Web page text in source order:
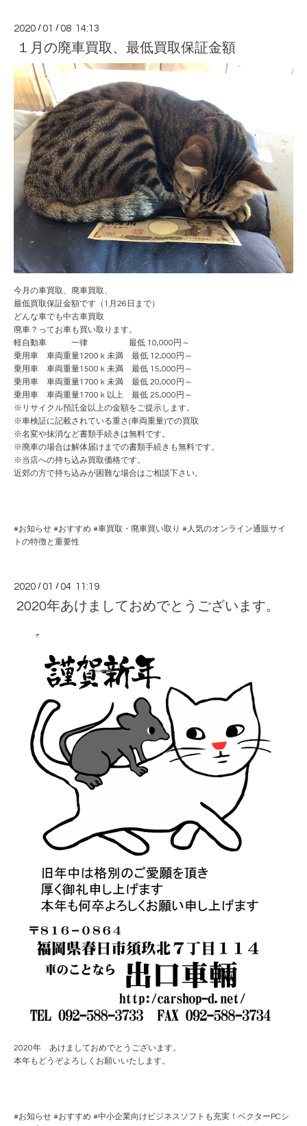
2020 /01 /08 14:13
１月の廃車買取、最低買取保証金額
今月の車買取、廃車買取、
最低買取保証金額です（1月26日まで）
どんな車でも中古車買取
廃車？ってお車も買い取ります。
軽自動車 一律 最低 10,000円～
乗用車 車両重量1200ｋ未満 最低 12,000円～
乗用車 車両重量1500ｋ未満 最低 15,000円～
乗用車 車両重量1700ｋ未満 最低 20,000円～
乗用車 車両重量1700ｋ以上 最低 25,000円～
※リサイクル預託金以上の金額をご提示します。
※車検証に記載されている重さ(車両重量)での買取
※名変や抹消など書類手続きは無料です。
※廃車の場合は解体届けまでの書類手続きも無料です。
※当店への持ち込み買取価格です。
近郊の方で持ち込みが困難な場合はご相談下さい。
#お知らせ #おすすめ #車買取・廃車買い取り #人気のオンライン通販サイ
トの特徴と重要性
2020 /01 /04 11:19
2020年あけましておめでとうございます。
2020年 あけましておめでとうございます。
本年もどうぞよろしくお願いいたします。
#お知らせ #おすすめ #中小企業向けビジネスソフトも充実！ベクターPCシ